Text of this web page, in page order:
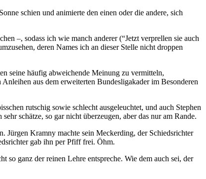
schien und animierte den einen oder die andere, sich
–, sodass ich wie manch anderer (“Jetzt verprellen sie auch
deren Names ich an dieser Stelle nicht droppen
seine häufig abweichende Meinung zu vermitteln,
aus dem erweiterten Bundesligakader im Besonderen
rutschig sowie schlecht ausgeleuchtet, und auch Stephen
schätze, so gar nicht überzeugen, aber das nur am Rande.
Jürgen Kramny machte sein Meckerding, der Schiedsrichter
gab ihn per Pfiff frei. Öhm.
so ganz der reinen Lehre entspreche. Wie dem auch sei, der